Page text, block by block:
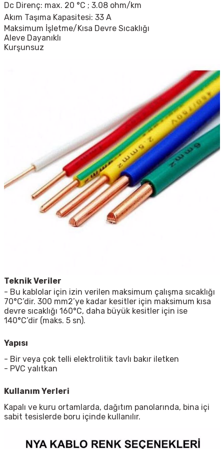
Dc Direnç: max. 20 °C ; 3.08 ohm/km
Akım Taşıma Kapasitesi: 33 A
Maksimum İşletme/Kısa Devre Sıcaklığı
Aleve Dayanıklı
Kurşunsuz
Teknik Veriler
- Bu kablolar için izin verilen maksimum çalışma sıcaklığı
70°C’dir. 300 mm2’ye kadar kesitler için maksimum kısa
devre sıcaklığı 160°C, daha büyük kesitler için ise
140°C’dir (maks. 5 sn).
Yapısı
- Bir veya çok telli elektrolitik tavlı bakır iletken
- PVC yalıtkan
Kullanım Yerleri
Kapalı ve kuru ortamlarda, dağıtım panolarında, bina içi
sabit tesislerde boru içinde kullanılır.